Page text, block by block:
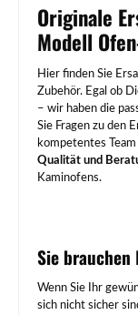
Originale
Modell
Hier finden Sie
Zubehör. Egal ob
– wir haben die
Sie Fragen zu den
kompetentes
Qualität und
Kaminofens.
Sie brauchen
Wenn Sie Ihr
sich nicht sicher